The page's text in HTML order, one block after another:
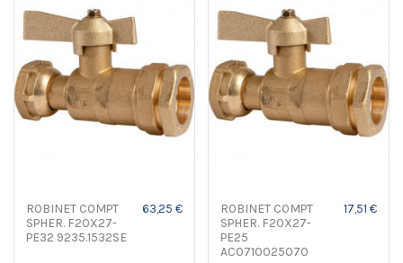
ROBINET COMPT
SPHER. F20X27-
PE32 9235.1532SE
63,25 €
ROBINET COMPT
SPHER. F20X27-
PE25
AC0710025070
17,51 €